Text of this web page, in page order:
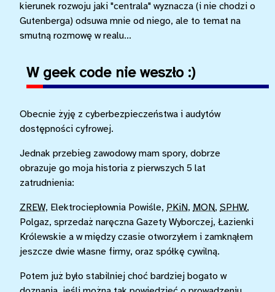
kierunek rozwoju jaki "centrala" wyznacza (i nie chodzi o
Gutenberga) odsuwa mnie od niego, ale to temat na
smutną rozmowę w realu...
W geek code nie weszło :)
Obecnie żyję z cyberbezpieczeństwa i audytów
dostępności cyfrowej.
Jednak przebieg zawodowy mam spory, dobrze
obrazuje go moja historia z pierwszych 5 lat
zatrudnienia:
ZREW, Elektrociepłownia Powiśle, PKiN, MON, SPHW,
Polgaz, sprzedaż naręczna Gazety Wyborczej, Łazienki
Królewskie a w między czasie otworzyłem i zamknąłem
jeszcze dwie własne firmy, oraz spółkę cywilną.
Potem już było stabilniej choć bardziej bogato w